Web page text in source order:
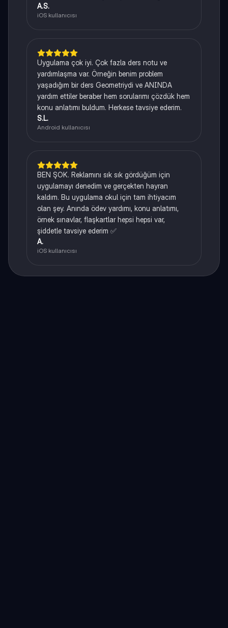
A.S.
iOS kullanıcısı
Uygulama çok iyi. Çok fazla ders notu ve
yardımlaşma var. Örneğin benim problem
yaşadığım bir ders Geometriydi ve ANINDA
yardım ettiler beraber hem sorularımı çözdük hem
konu anlatımı buldum. Herkese tavsiye ederim.
S.L.
Android kullanıcısı
BEN ŞOK. Reklamını sık sık gördüğüm için
uygulamayı denedim ve gerçekten hayran
kaldım. Bu uygulama okul için tam ihtiyacım
olan şey. Anında ödev yardımı, konu anlatımı,
örnek sınavlar, flaşkartlar hepsi hepsi var,
şiddetle tavsiye ederim ✅
A.
iOS kullanıcısı